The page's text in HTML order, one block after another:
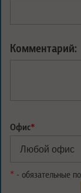
Комментарий:
Офис*
* - обязательные